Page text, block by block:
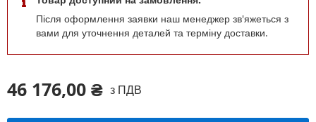
46 176,00 ₴ з ПДВ
Після оформлення заявки наш менеджер зв'яжеться з
вами для уточнення деталей та терміну доставки.